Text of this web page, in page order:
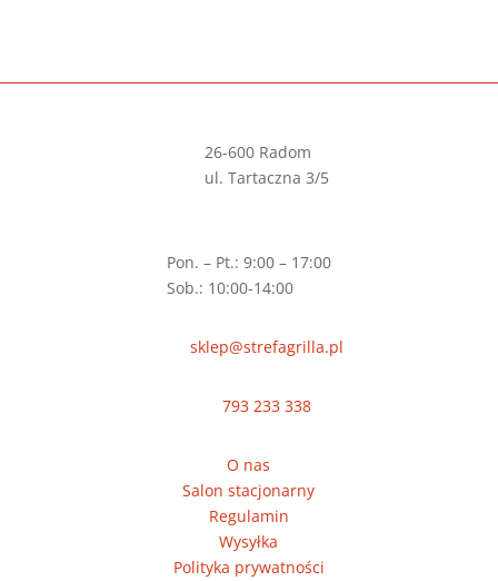
26-600 Radom
ul. Tartaczna 3/5
Pon. – Pt.: 9:00 – 17:00
Sob.: 10:00-14:00
sklep@strefagrilla.pl
793 233 338
O nas
Salon stacjonarny
Regulamin
Wysyłka
Polityka prywatności